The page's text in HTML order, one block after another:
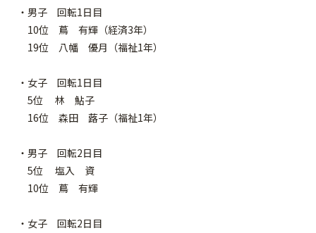
・男子 回転1日目
10位 蔦 有輝（経済3年）
19位 八幡 優月（福祉1年）
・女子 回転1日目
5位 林 鮎子
16位 森田 蕗子（福祉1年）
・男子 回転2日目
5位 塩入 資
10位 蔦 有輝
・女子 回転2日目